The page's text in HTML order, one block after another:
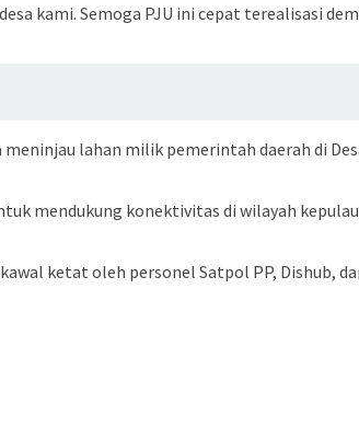
kami. Semoga PJU ini cepat terealisasi
lahan milik pemerintah daerah di
mendukung konektivitas di wilayah
ketat oleh personel Satpol PP, Dishub,